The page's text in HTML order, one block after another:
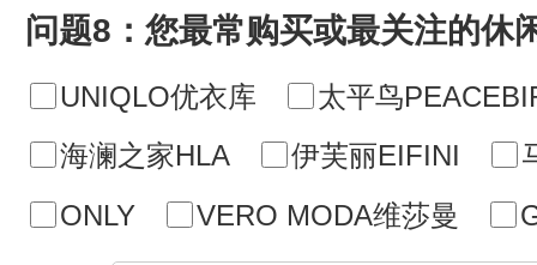
问题8：您最常购买或最关注的休
UNIQLO优衣库
太平鸟
海澜之家HLA
伊芙丽EIFINI
ONLY
VERO MODA维莎曼